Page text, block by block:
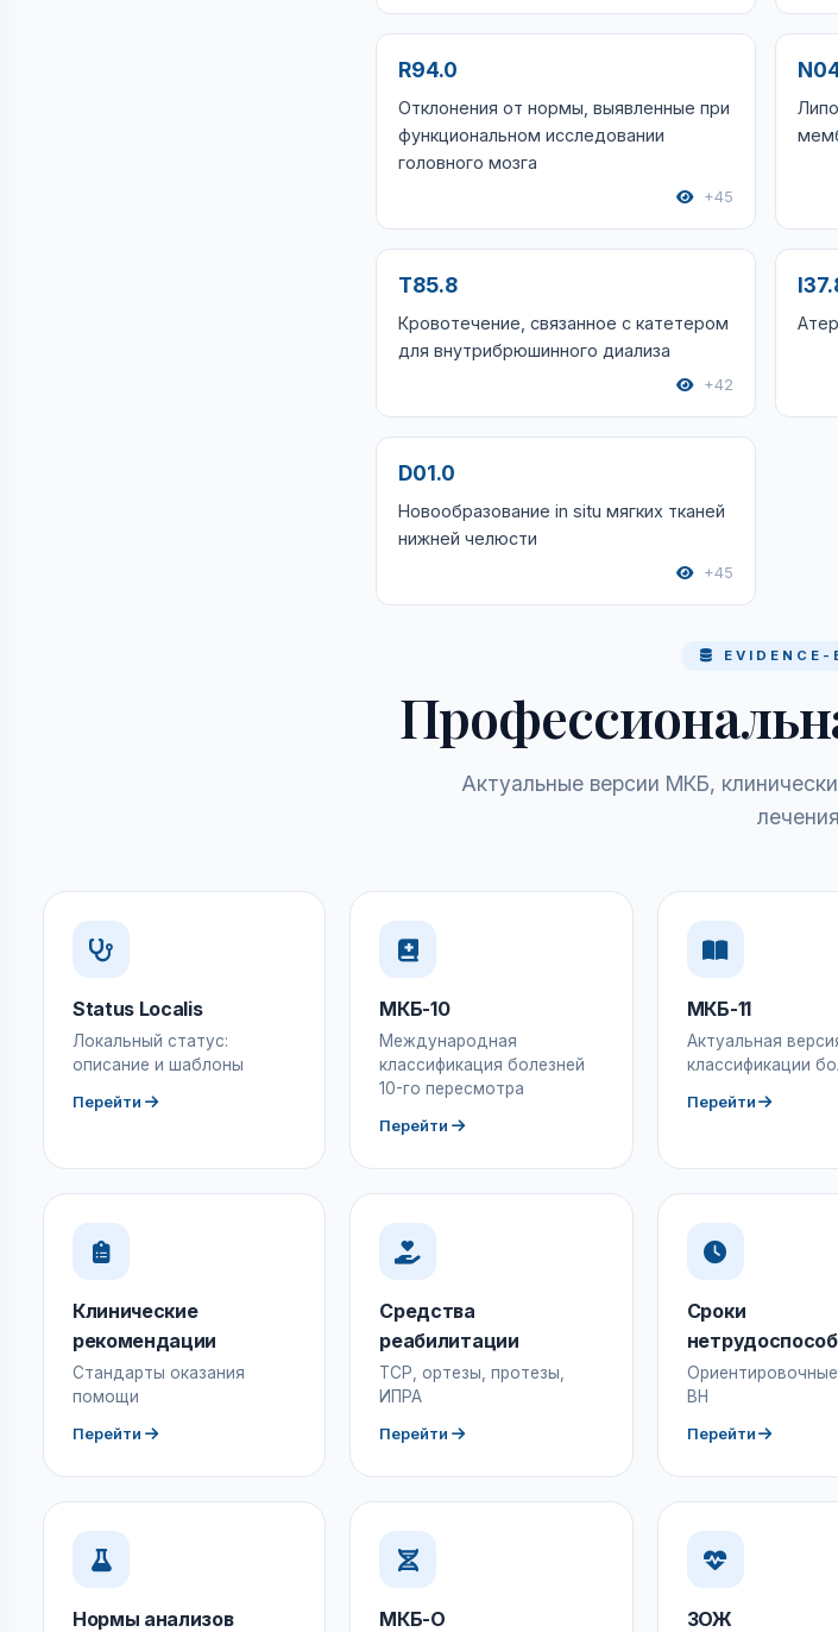
R94.0
Отклонения от нормы, выявленные при
функциональном исследовании
головного мозга
+45
T85.8
Кровотечение, связанное с катетером
для внутрибрюшинного диализа
+42
D01.0
Новообразование in situ мягких тканей
нижней челюсти
+45
EVIDENCE-
Актуальные версии МКБ,
лечения
Status Localis
Локальный статус:
описание и шаблоны
Перейти
МКБ-10
Международная
классификация болезней
10-го пересмотра
Перейти
МКБ-11
Актуальная
классификации
Перейти
Клинические
рекомендации
Стандарты оказания
помощи
Перейти
Средства
реабилитации
ТСР, ортезы, протезы,
ИПРА
Перейти
Сроки
ВН
Перейти
Нормы анализов МКБ-О ЗОЖ